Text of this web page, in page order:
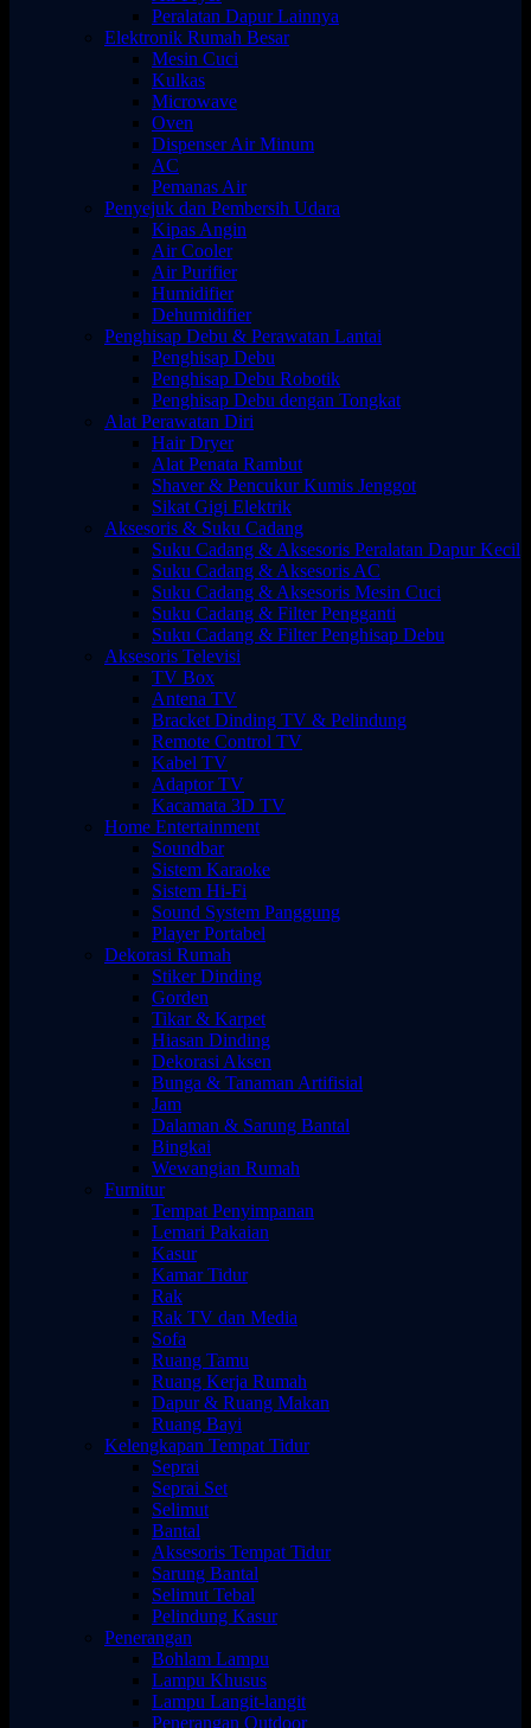
Peralatan Dapur Lainnya
Elektronik Rumah Besar
Mesin Cuci
Kulkas
Microwave
Oven
Dispenser Air Minum
AC
Pemanas Air
Penyejuk dan Pembersih Udara
Kipas Angin
Air Cooler
Air Purifier
Humidifier
Dehumidifier
Penghisap Debu & Perawatan Lantai
Penghisap Debu
Penghisap Debu Robotik
Penghisap Debu dengan Tongkat
Alat Perawatan Diri
Hair Dryer
Alat Penata Rambut
Shaver & Pencukur Kumis Jenggot
Sikat Gigi Elektrik
Aksesoris & Suku Cadang
Suku Cadang & Aksesoris Peralatan Dapur Kecil
Suku Cadang & Aksesoris AC
Suku Cadang & Aksesoris Mesin Cuci
Suku Cadang & Filter Pengganti
Suku Cadang & Filter Penghisap Debu
Aksesoris Televisi
TV Box
Antena TV
Bracket Dinding TV & Pelindung
Remote Control TV
Kabel TV
Adaptor TV
Kacamata 3D TV
Home Entertainment
Soundbar
Sistem Karaoke
Sistem Hi-Fi
Sound System Panggung
Player Portabel
Dekorasi Rumah
Stiker Dinding
Gorden
Tikar & Karpet
Hiasan Dinding
Dekorasi Aksen
Bunga & Tanaman Artifisial
Jam
Dalaman & Sarung Bantal
Bingkai
Wewangian Rumah
Furnitur
Tempat Penyimpanan
Lemari Pakaian
Kasur
Kamar Tidur
Rak
Rak TV dan Media
Sofa
Ruang Tamu
Ruang Kerja Rumah
Dapur & Ruang Makan
Ruang Bayi
Kelengkapan Tempat Tidur
Seprai
Seprai Set
Selimut
Bantal
Aksesoris Tempat Tidur
Sarung Bantal
Selimut Tebal
Pelindung Kasur
Penerangan
Bohlam Lampu
Lampu Khusus
Lampu Langit-langit
Penerangan Outdoor